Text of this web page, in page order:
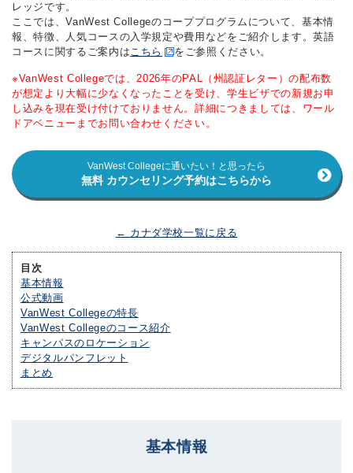
レッジです。
ここでは、VanWest Collegeのコーププログラムについて、基本情
報、特徴、人気コースの入学規定や費用などをご紹介します。英語
コースに関するご案内はこちら をご参照ください。
※VanWest Collegeでは、2026年のPAL（州認証レター）の配布数
が想定より大幅に少なくなったことを受け、学生ビザでの新規お申
し込みを現在受け付けておりません。詳細につきましては、ワール
ドアベニューまでお問い合わせください。
VanWest Collegeに通いたい！と思ったら
無料 カウンセリング予約はこちらから
← カナダ学校一覧に戻る
目次
基本情報
公式動画
VanWest Collegeの特長
VanWest Collegeのコース紹介
キャンパスのロケーション
デジタルパンフレット
まとめ
基本情報